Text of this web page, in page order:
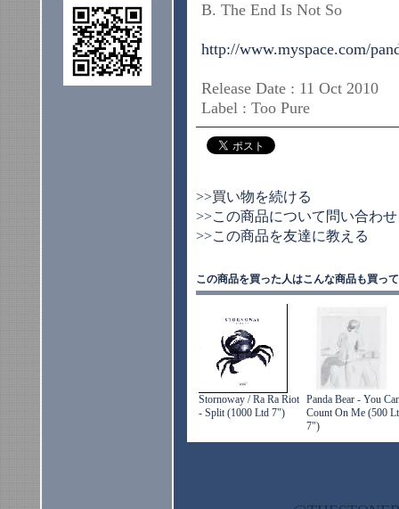
B. The End Is Not So
http://www.myspace.com/
Release Date : 11 Oct 2010
Label : Too Pure
>>買い物を続ける
>>この商品について問い合わ
>>この商品を友達に教える
この商品を買った人はこんな商品も買っ
Stornoway / Ra Ra Riot
- Split (1000 Ltd 7")
Panda Bear - You
Count On Me (500
7")